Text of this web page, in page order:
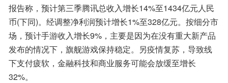
报告称，预计第三季腾讯总收入增长14%至1434亿元人民
币(下同)。经调整净利润预计增长1%至328亿元。按细分市
场，预计手游收入增长9%，主要是因为在没有重大新产品
发布的情况下，旗舰游戏保持稳定。另疫情复苏，导致线
下支付疲软，金融科技和商业服务可能会放缓至增长
32%。